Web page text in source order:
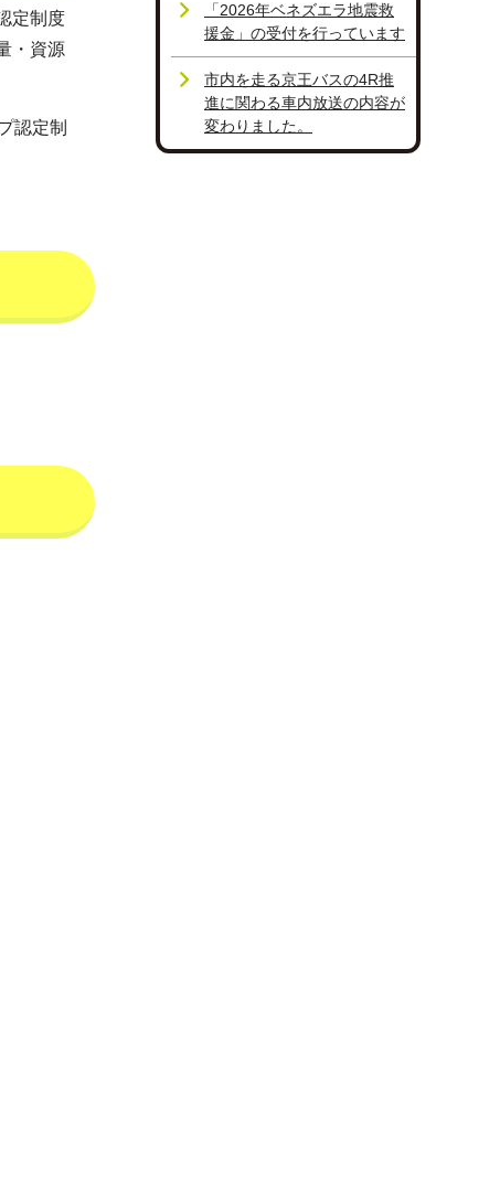
定制度
・資源
認定制
「2026年ベネズエラ地震救
援金」の受付を行っています
市内を走る京王バスの4R推
進に関わる車内放送の内容が
変わりました。